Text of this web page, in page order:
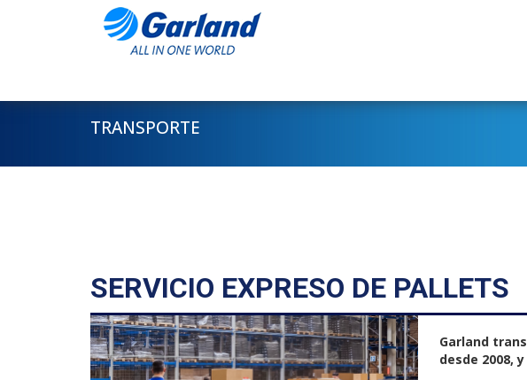
TRANSPORTE
SERVICIO EXPRESO DE PALLETS
Garland
desde 2008,